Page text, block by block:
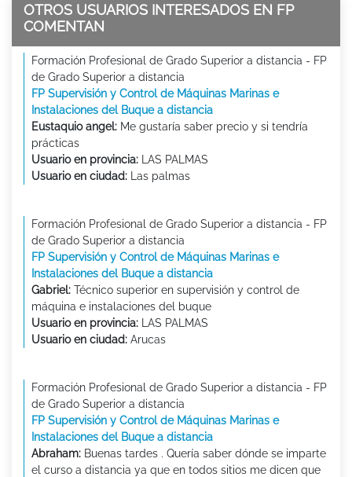
OTROS USUARIOS INTERESADOS EN FP
COMENTAN
Formación Profesional de Grado Superior a distancia - FP
de Grado Superior a distancia
FP Supervisión y Control de Máquinas Marinas e
Instalaciones del Buque a distancia
Eustaquio angel: Me gustaría saber precio y si tendría
prácticas
Usuario en provincia: LAS PALMAS
Usuario en ciudad: Las palmas
Formación Profesional de Grado Superior a distancia - FP
de Grado Superior a distancia
FP Supervisión y Control de Máquinas Marinas e
Instalaciones del Buque a distancia
Gabriel: Técnico superior en supervisión y control de
máquina e instalaciones del buque
Usuario en provincia: LAS PALMAS
Usuario en ciudad: Arucas
Formación Profesional de Grado Superior a distancia - FP
de Grado Superior a distancia
FP Supervisión y Control de Máquinas Marinas e
Instalaciones del Buque a distancia
Abraham: Buenas tardes . Quería saber dónde se imparte
el curso a distancia ya que en todos sitios me dicen que